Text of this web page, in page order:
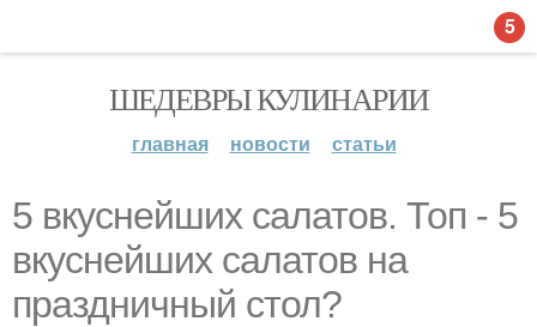
ШЕДЕВРЫ КУЛИНАРИИ
главная новости статьи
5 вкуснейших салатов. Топ - 5
вкуснейших салатов на
праздничный стол?
5